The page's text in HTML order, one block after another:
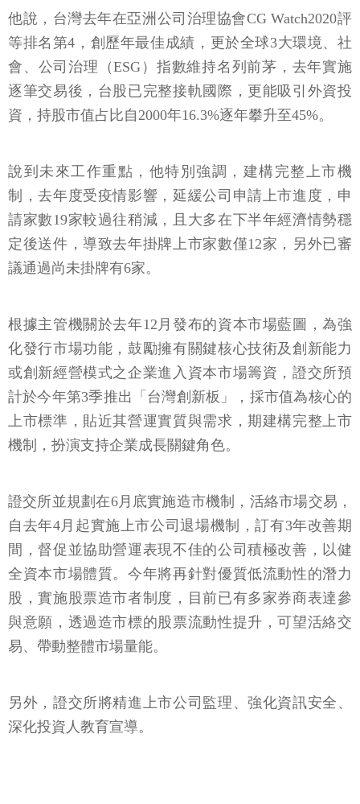
他說，台灣去年在亞洲公司治理協會CG Watch2020評
等排名第4，創歷年最佳成績，更於全球3大環境、社
會、公司治理（ESG）指數維持名列前茅，去年實施
逐筆交易後，台股已完整接軌國際，更能吸引外資投
資，持股市值占比自2000年16.3%逐年攀升至45%。
說到未來工作重點，他特別強調，建構完整上市機
制，去年度受疫情影響，延緩公司申請上市進度，申
請家數19家較過往稍減，且大多在下半年經濟情勢穩
定後送件，導致去年掛牌上市家數僅12家，另外已審
議通過尚未掛牌有6家。
根據主管機關於去年12月發布的資本市場藍圖，為強
化發行市場功能，鼓勵擁有關鍵核心技術及創新能力
或創新經營模式之企業進入資本市場籌資，證交所預
計於今年第3季推出「台灣創新板」，採市值為核心的
上市標準，貼近其營運實質與需求，期建構完整上市
機制，扮演支持企業成長關鍵角色。
證交所並規劃在6月底實施造市機制，活絡市場交易，
自去年4月起實施上市公司退場機制，訂有3年改善期
間，督促並協助營運表現不佳的公司積極改善，以健
全資本市場體質。今年將再針對優質低流動性的潛力
股，實施股票造市者制度，目前已有多家券商表達參
與意願，透過造市標的股票流動性提升，可望活絡交
易、帶動整體市場量能。
另外，證交所將精進上市公司監理、強化資訊安全、
深化投資人教育宣導。